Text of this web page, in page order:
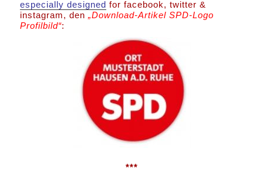
especially designed for facebook, twitter &
instagram, den„Download-Artikel SPD-Logo
Profilbild“:
***